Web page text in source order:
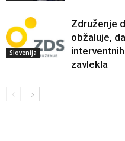
Slovenija
Združenje
obžaluje,
zavlekla